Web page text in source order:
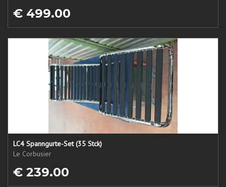
€ 499.00
LC4 Spanngurte-Set (35 Stck)
Le Corbusier
€ 239.00